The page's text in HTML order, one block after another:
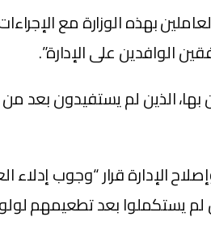
بهذه الوزارة مع
الوافدين على الإدارة”.
الإدارة قرار “وجوب إدلاء
يستكملوا بعد تطعيمهم